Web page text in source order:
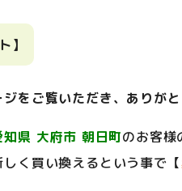
】
をご覧いただき、ありがと
知県 大府市 朝日町のお客様
く買い換えるという事で【